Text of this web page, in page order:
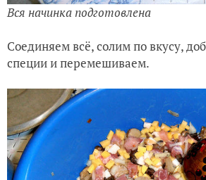
Вся начинка подготовлена
Соединяем всё, солим по вкусу,
специи и перемешиваем.